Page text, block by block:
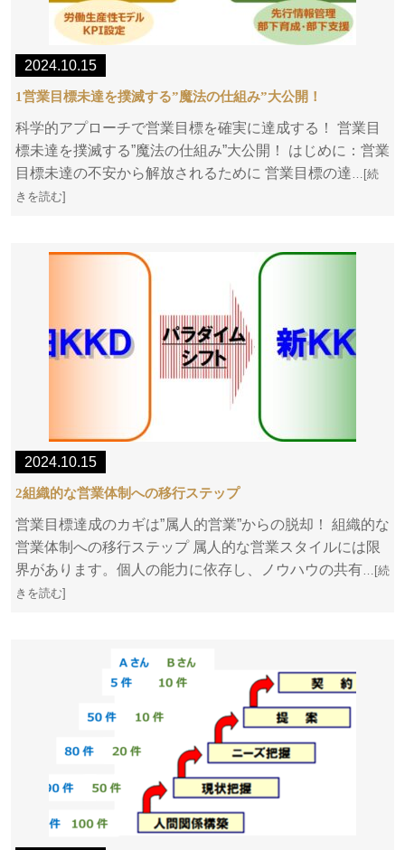
2024.10.15
1営業目標未達を撲滅する”魔法の仕組み”大公開！
科学的アプローチで営業目標を確実に達成する！ 営業目
標未達を撲滅する”魔法の仕組み”大公開！ はじめに：営業
目標未達の不安から解放されるために 営業目標の達…[続
きを読む]
2024.10.15
2組織的な営業体制への移行ステップ
営業目標達成のカギは”属人的営業”からの脱却！ 組織的な
営業体制への移行ステップ 属人的な営業スタイルには限
界があります。個人の能力に依存し、ノウハウの共有…[続
きを読む]